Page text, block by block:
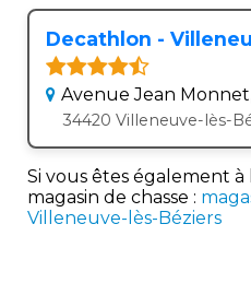
Decathlon -
Avenue Jean
34420 Villeneuve-lès-
Si vous êtes également
magasin de chasse :
Villeneuve-lès-Béziers